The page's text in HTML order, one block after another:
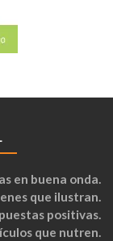
en buena onda.
que ilustran.
positivas.
que nutren.